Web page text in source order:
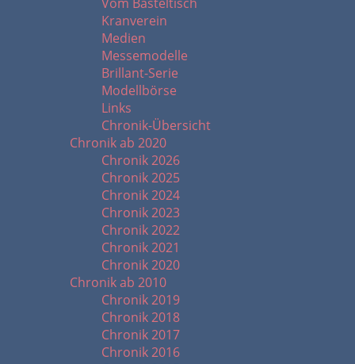
Kranverein
Medien
Messemodelle
Brillant-Serie
Modellbörse
Links
Chronik-Übersicht
Chronik ab 2020
Chronik 2026
Chronik 2025
Chronik 2024
Chronik 2023
Chronik 2022
Chronik 2021
Chronik 2020
Chronik ab 2010
Chronik 2019
Chronik 2018
Chronik 2017
Chronik 2016